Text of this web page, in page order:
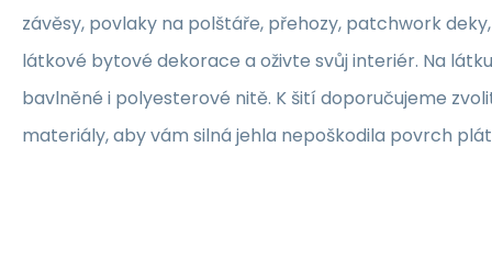
závěsy, povlaky na polštáře, přehozy, patchwork
látkové bytové dekorace a oživte svůj interiér. Na
bavlněné i polyesterové nitě. K šití doporučujeme
materiály, aby vám silná jehla nepoškodila povrch